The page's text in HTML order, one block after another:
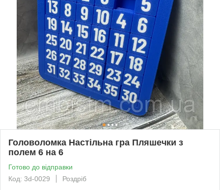
Головоломка Настільна гра Пляшечки з
полем 6 на 6
Готово до відправки
Код: 3d-0029
Роздріб